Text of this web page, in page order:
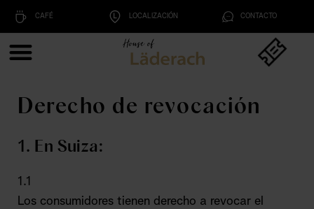
CAFÉ LOCALIZACIÓN CONTACTO
Derecho de revocación
1. En Suiza:
1.1
Los consumidores tienen derecho a revocar el